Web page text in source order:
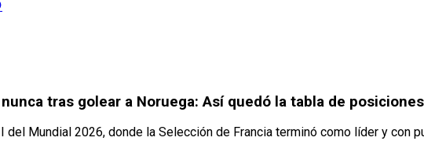
tras golear a Noruega: Así quedó la tabla de
del Mundial 2026, donde la Selección de Francia terminó como líder y con